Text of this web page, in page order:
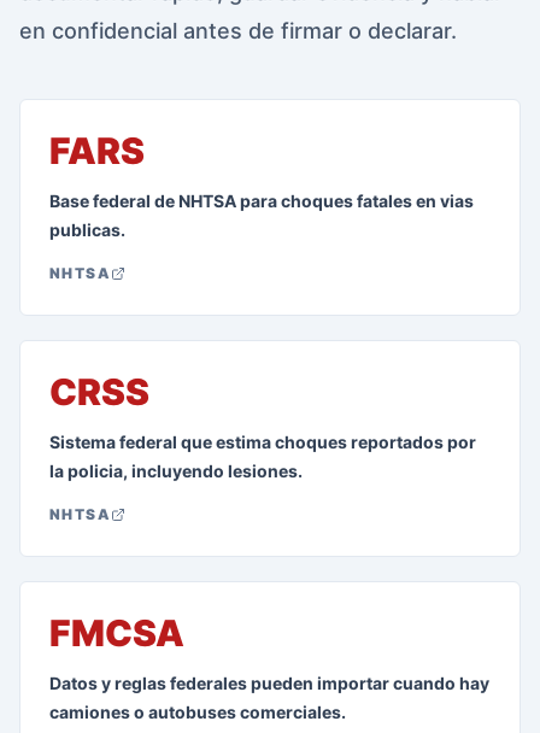
en confidencial antes de firmar o declarar.
FARS
Base federal de NHTSA para choques fatales en vias
publicas.
NHTSA
CRSS
Sistema federal que estima choques reportados por
la policia, incluyendo lesiones.
NHTSA
FMCSA
Datos y reglas federales pueden importar cuando hay
camiones o autobuses comerciales.